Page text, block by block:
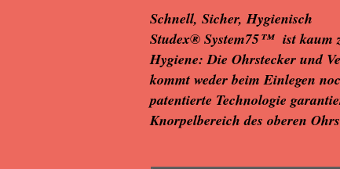
Schnell, Sicher, Hygienisch
Studex® System75™ ist kaum
Hygiene: Die Ohrstecker und
kommt weder beim Einlegen
patentierte Technologie
Knorpelbereich des oberen